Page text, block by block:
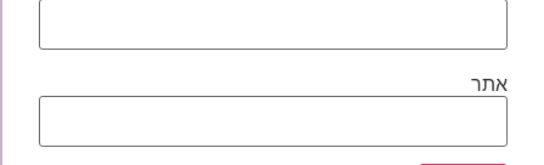
אתר